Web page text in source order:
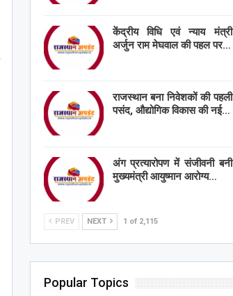
केंद्रीय विधि एवं न्याय मंत्री
अर्जुन राम मेघवाल की पहल पर…
राजस्थान बना निवेशकों की पहली
पसंद, औद्योगिक विकास की नई…
अंग प्रत्यारोपण में संजीवनी बनी
मुख्यमंत्री आयुष्मान आरोग्य…
PREV NEXT 1 of 2,115
Popular Topics